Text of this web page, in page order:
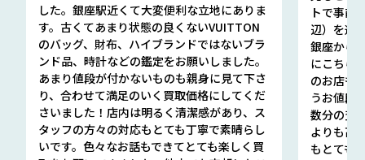
した。銀座駅近くて大変便利な立地にありま
す。古くてあまり状態の良くないVUITTON
のバッグ、財布、ハイブランドではないブラ
ンド品、時計などの鑑定をお願いしました。
あまり値段が付かないものも親身に見て下さ
り、合わせて満足のいく買取価格にしてくだ
さいました！店内は明るく清潔感があり、ス
タッフの方々の対応もとても丁寧で素晴らし
いです。色々なお話もできてとても楽しく買
トで事前
辺）を選
銀座から
にこちら
のお店も
うお値段
数分の査
よりも高
もとても